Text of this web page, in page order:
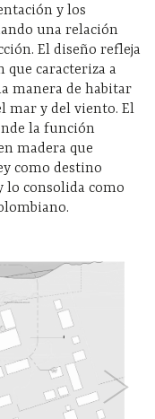
y los
una relación
El diseño refleja
caracteriza a
manera de habitar
mar y del viento. El
la función
madera que
como destino
lo consolida como